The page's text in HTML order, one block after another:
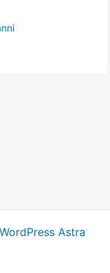
Astra